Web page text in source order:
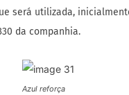
será utilizada,
da companhia.
Azul reforça